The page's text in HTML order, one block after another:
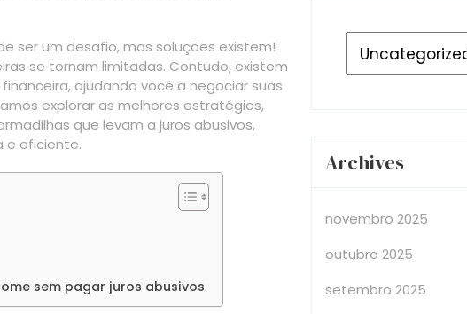
ser um desafio, mas soluções existem!
se tornam limitadas. Contudo, existem
ajudando você a negociar suas
explorar as melhores estratégias,
que levam a juros abusivos,
e eficiente.
sem pagar juros abusivos
Archives
novembro 2025
outubro 2025
setembro 2025